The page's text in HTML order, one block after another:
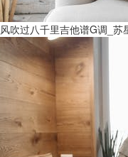
风吹过八千里吉他谱G调_